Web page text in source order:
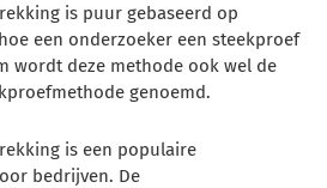
is puur gebaseerd op
een onderzoeker een steekproef
wordt deze methode ook wel de
genoemd.
is een populaire
bedrijven. De